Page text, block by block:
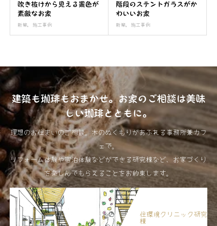
吹き抜けから見える景色が
素敵なお家
新築, 施工事例
階段のステントガラスがか
わいいお家
新築, 施工事例
建築も珈琲もおまかせ。お家のご相談は美味
しい珈琲とともに。
理想のお住まいのご相談。木のぬくもりがあふれる事務所兼カフ
ェで。
リフォーム体験や宿泊体験などができる研究棟など、お家づくり
を楽しんでもらえることをお約束します。
住環境クリニック研究
棟